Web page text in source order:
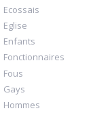
Ecossais
Eglise
Enfants
Fonctionnaires
Fous
Gays
Hommes